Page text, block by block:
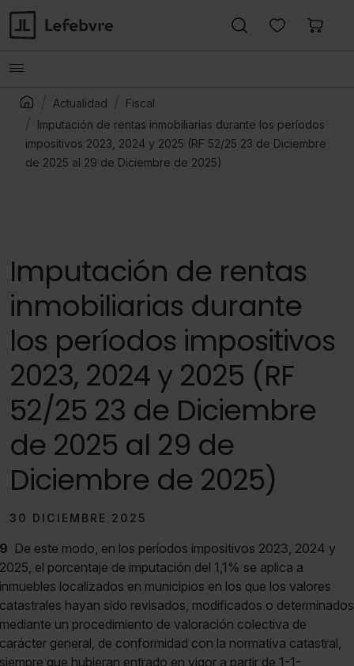
Actualidad
Fiscal
Imputación de rentas inmobiliarias durante los períodos
impositivos 2023, 2024 y 2025 (RF 52/25 23 de Diciembre
de 2025 al 29 de Diciembre de 2025)
Imputación de rentas
inmobiliarias durante
los períodos impositivos
2023, 2024 y 2025 (RF
52/25 23 de Diciembre
de 2025 al 29 de
Diciembre de 2025)
30 DICIEMBRE 2025
9 De este modo, en los períodos impositivos 2023, 2024 y
2025, el porcentaje de imputación del 1,1% se aplica a
inmuebles localizados en municipios en los que los valores
catastrales hayan sido revisados, modificados o determinados
mediante un procedimiento de valoración colectiva de
carácter general, de conformidad con la normativa catastral,
siempre que hubieran entrado en vigor a partir de 1-1-